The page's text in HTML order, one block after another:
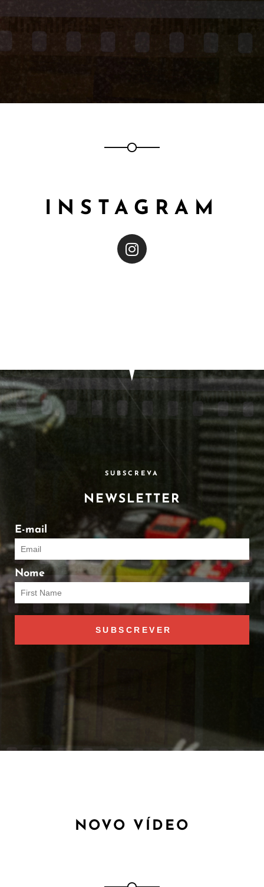
INSTAGRAM
SUBSCREVA
NEWSLETTER
E-mail
Nome
SUBSCREVER
NOVO VÍDEO